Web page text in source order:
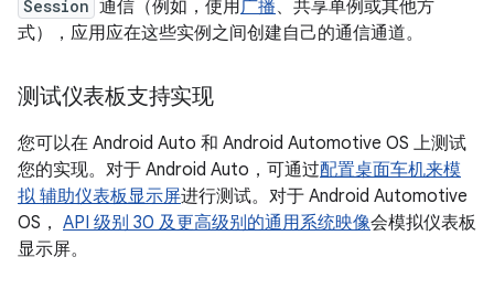
Session 通信（例如，使用广播、共享单例或其他方
式），应用应在这些实例之间创建自己的通信通道。
测试仪表板支持实现
您可以在 Android Auto 和 Android Automotive OS 上测试
您的实现。对于 Android Auto，可通过配置桌面车机来模
拟 辅助仪表板显示屏进行测试。对于 Android Automotive
OS， API 级别 30 及更高级别的通用系统映像会模拟仪表板
显示屏。